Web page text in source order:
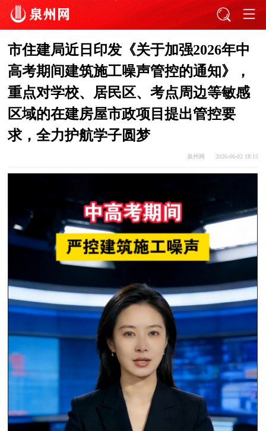
市住建局近日印发《关于加强2026年中
高考期间建筑施工噪声管控的通知》，
重点对学校、居民区、考点周边等敏感
区域的在建房屋市政项目提出管控要
求，全力护航学子圆梦
泉州网 2026-06-02 18:15